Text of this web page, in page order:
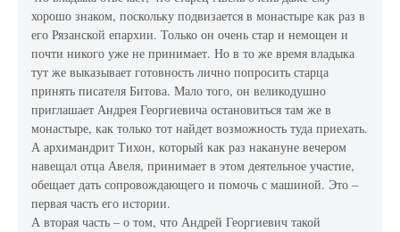
хорошо знаком, поскольку подвизается в монастыре как раз в
его Рязанской епархии. Только он очень стар и немощен и
почти никого уже не принимает. Но в то же время владыка
тут же выказывает готовность лично попросить старца
принять писателя Битова. Мало того, он великодушно
приглашает Андрея Георгиевича остановиться там же в
монастыре, как только тот найдет возможность туда приехать.
А архимандрит Тихон, который как раз накануне вечером
навещал отца Авеля, принимает в этом деятельное участие,
обещает дать сопровождающего и помочь с машиной. Это –
первая часть его истории.
А вторая часть – о том, что Андрей Георгиевич такой